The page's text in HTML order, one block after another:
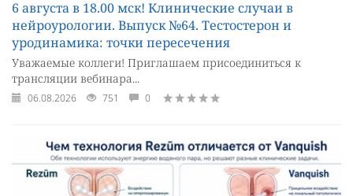
6 августа в 18.00 мск! Клинические случаи в
нейроурологии. Выпуск №64. Тестостерон и
уродинамика: точки пересечения
Уважаемые коллеги! Приглашаем присоединиться к
трансляции вебинара...
06.08.2026 751 0